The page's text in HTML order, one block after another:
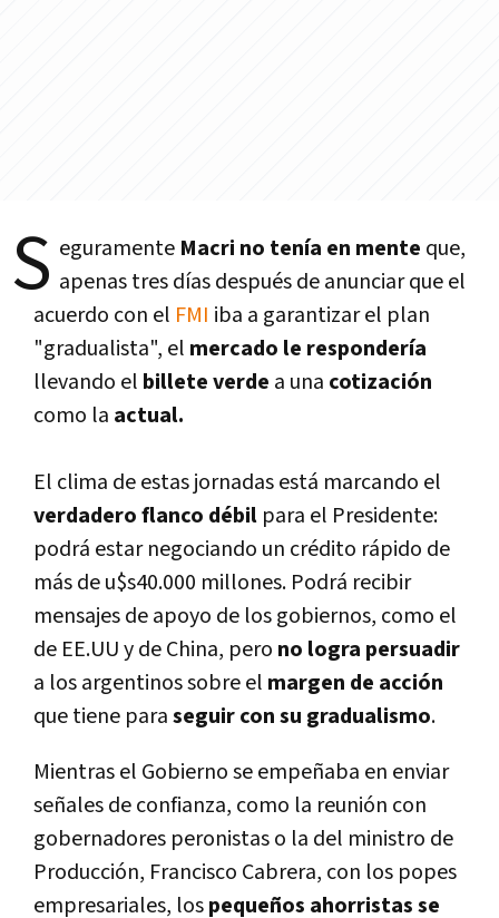
S eguramente Macri no tení­a en mente que,
apenas tres dí­as después de anunciar que el
acuerdo con el FMI iba a garantizar el plan
"gradualista", el mercado le responderí­a
llevando el billete verde a una cotización
como la actual.
El clima de estas jornadas está marcando el
verdadero flanco débil para el Presidente:
podrá estar negociando un crédito rápido de
más de u$s40.000 millones. Podrá recibir
mensajes de apoyo de los gobiernos, como el
de EE.UU y de China, pero no logra persuadir
a los argentinos sobre el margen de acción
que tiene paraseguir con su gradualismo.
Mientras el Gobierno se empeñaba en enviar
señales de confianza, como la reunión con
gobernadores peronistas o la del ministro de
Producción, Francisco Cabrera, con los popes
empresariales, lospequeños ahorristas se